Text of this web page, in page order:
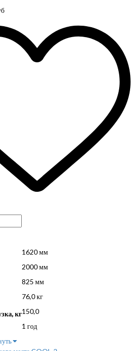
1620 мм
2000 мм
825 мм
76,0 кг
кг150,0
1 год